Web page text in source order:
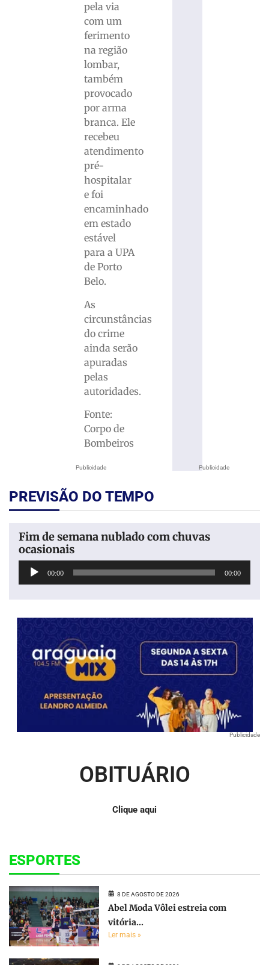
Publicidade
pela via
com um
ferimento
na região
lombar,
também
provocado
por arma
branca. Ele
recebeu
atendimento
pré-
hospitalar
e foi
encaminhado
em estado
estável
para a UPA
de Porto
Belo.
As
circunstâncias
do crime
ainda serão
apuradas
pelas
autoridades.
Fonte:
Corpo de
Bombeiros
Publicidade
PREVISÃO DO TEMPO
Fim de semana nublado com chuvas
ocasionais
Tocador
00:00 00:00
Publicidade
OBITUÁRIO
Clique aqui
ESPORTES
8 DE AGOSTO DE 2026
Abel Moda Vôlei estreia com
vitória...
Ler mais »